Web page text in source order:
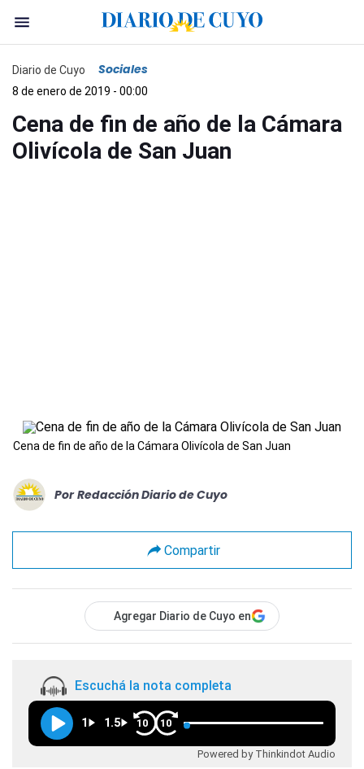
Diario de Cuyo Sociales
8 de enero de 2019 - 00:00
Cena de fin de año de la Cámara
Olivícola de San Juan
Cena de fin de año de la Cámara Olivícola de San Juan
Por Redacción Diario de Cuyo
Compartir
Agregar Diario de Cuyo en
Escuchá la nota completa
1 1.5 10 10
Powered by Thinkindot Audio